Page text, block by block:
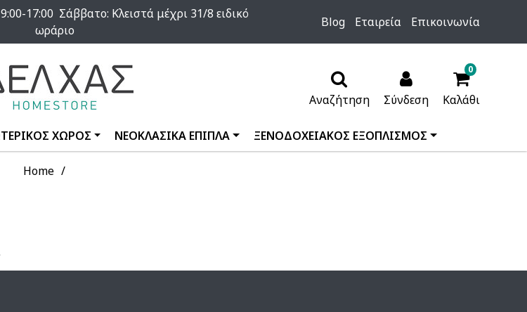
17:00 Σάββατο: Κλειστά μέχρι 31/8 ειδικό
ωράριο
Blog Εταιρεία Επικοινωνία
Αναζήτηση Σύνδεση
0
Καλάθι
ΧΩΡΟΣ ΝΕΟΚΛΑΣΙΚΑ ΕΠΙΠΛΑ ΞΕΝΟΔΟΧΕΙΑΚΟΣ ΕΞΟΠΛΙΣΜΟΣ
Home